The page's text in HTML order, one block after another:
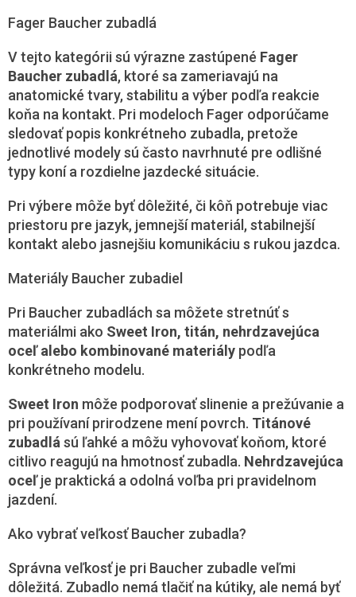
Fager Baucher zubadlá
V tejto kategórii sú výrazne zastúpené Fager
Baucher zubadlá, ktoré sa zameriavajú na
anatomické tvary, stabilitu a výber podľa reakcie
koňa na kontakt. Pri modeloch Fager odporúčame
sledovať popis konkrétneho zubadla, pretože
jednotlivé modely sú často navrhnuté pre odlišné
typy koní a rozdielne jazdecké situácie.
Pri výbere môže byť dôležité, či kôň potrebuje viac
priestoru pre jazyk, jemnejší materiál, stabilnejší
kontakt alebo jasnejšiu komunikáciu s rukou jazdca.
Materiály Baucher zubadiel
Pri Baucher zubadlách sa môžete stretnúť s
materiálmi ako Sweet Iron, titán, nehrdzavejúca
oceľ alebo kombinované materiály podľa
konkrétneho modelu.
Sweet Iron môže podporovať slinenie a prežúvanie a
pri používaní prirodzene mení povrch. Titánové
zubadlá sú ľahké a môžu vyhovovať koňom, ktoré
citlivo reagujú na hmotnosť zubadla. Nehrdzavejúca
oceľje praktická a odolná voľba pri pravidelnom
jazdení.
Ako vybrať veľkosť Baucher zubadla?
Správna veľkosť je pri Baucher zubadle veľmi
dôležitá. Zubadlo nemá tlačiť na kútiky, ale nemá byť